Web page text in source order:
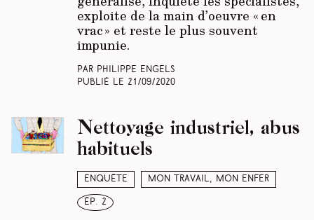
exploite de la main d’oeuvre « en
vrac » et reste le plus souvent
impunie.
Par Philippe Engels
Publié le 21/09/2020
Enquête Mon travail, mon enfer
ép. 2
Nettoyage industriel, abus
habituels